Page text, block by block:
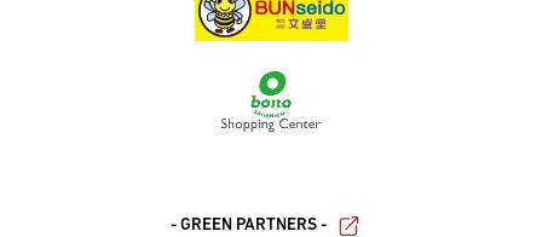
- GREEN PARTNERS -